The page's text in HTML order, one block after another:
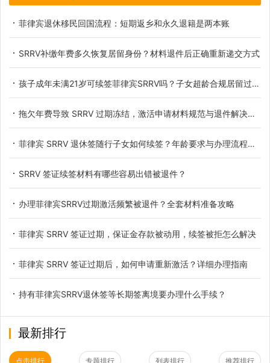
菲律宾退休移民回国流程：短期返乡和永久退籍是两本账
SRRV补缴年费多久恢复居留身份？材料退件后正确重新递交方式
孩子成年未满21岁可续签菲律宾SRRV吗？子女超龄合规居留过渡办法详解
拖欠年费导致 SRRV 过期冻结，激活申请材料规范与退件解决办法
菲律宾 SRRV 退休签随行子女如何续签？年龄要求与办理流程详解
SRRV 签证续签材料有哪些容易出错被退件？
办理菲律宾SRRV过期激活频繁被退件？全套材料准备攻略
菲律宾 SRRV 签证过期，保证金存款被动用，续签被拒怎么解决
菲律宾 SRRV 签证过期后，如何申请重新激活？详细办理指南
持有菲律宾SRRV退休签等长期签离境要办理什么手续？
最新排行
点击排行 专题排行 列表排行 推荐排行